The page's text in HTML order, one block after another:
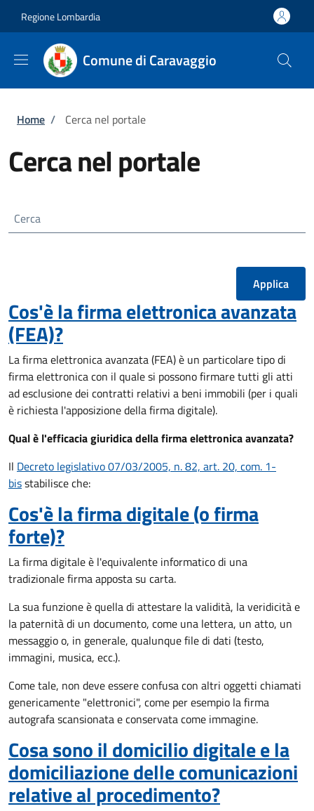
Regione Lombardia
Comune di Caravaggio
Briciole di pane
Home / Cerca nel portale
Cerca nel portale
Cerca
Cos'è la firma elettronica avanzata
(FEA)?
La firma elettronica avanzata (FEA) è un particolare tipo di
firma elettronica con il quale si possono firmare tutti gli atti
ad esclusione dei contratti relativi a beni immobili (per i quali
è richiesta l'apposizione della firma digitale).
Qual è l'efficacia giuridica della firma elettronica avanzata?
Il Decreto legislativo 07/03/2005, n. 82, art. 20, com. 1-
bisstabilisce che:
Cos'è la firma digitale (o firma
forte)?
La firma digitale è l'equivalente informatico di una
tradizionale firma apposta su carta.
La sua funzione è quella di attestare la validità, la veridicità e
la paternità di un documento, come una lettera, un atto, un
messaggio o, in generale, qualunque file di dati (testo,
immagini, musica, ecc.).
Come tale, non deve essere confusa con altri oggetti chiamati
genericamente "elettronici", come per esempio la firma
autografa scansionata e conservata come immagine.
Cosa sono il domicilio digitale e la
domiciliazione delle comunicazioni
relative al procedimento?